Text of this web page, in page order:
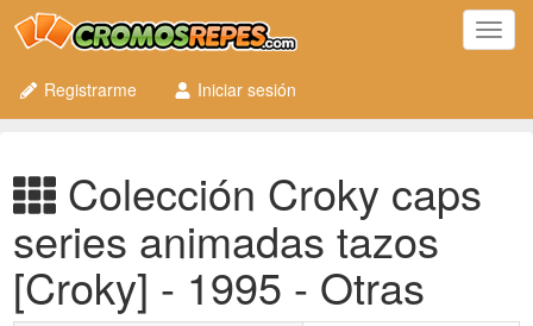
Registrarme
Iniciar sesión
Colección Croky caps
series animadas tazos
[Croky] - 1995 - Otras